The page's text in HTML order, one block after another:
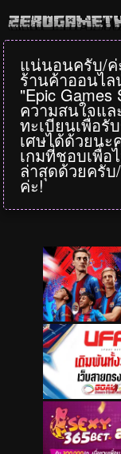
แน่นอนครับ/ค่
ร้านค้าออนไล
"Epic Games
ความสนใจแ
ทะเบียนเพื่อ
เศษได้ด้วยนะ
เกมที่ชอบเพื่อ
ล่าสุดด้วยครั
ค่ะ!